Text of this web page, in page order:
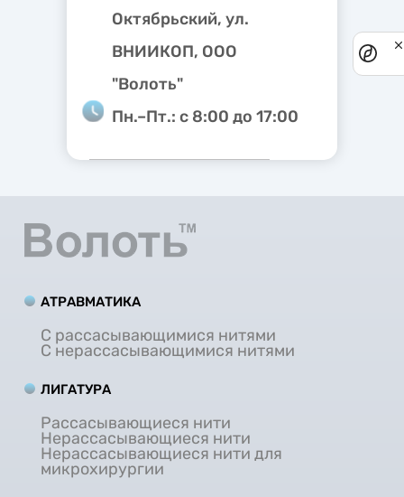
Октябрьский, ул.
ВНИИКОП, ООО
"Волоть"
Пн.–Пт.: с 8:00 до 17:00
АТРАВМАТИКА
С рассасывающимися нитями
С нерассасывающимися нитями
ЛИГАТУРА
Рассасывающиеся нити
Нерассасывающиеся нити
Нерассасывающиеся нити для
микрохирургии